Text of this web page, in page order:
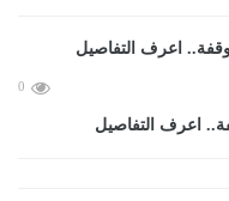
0
اعرف التفاصيل